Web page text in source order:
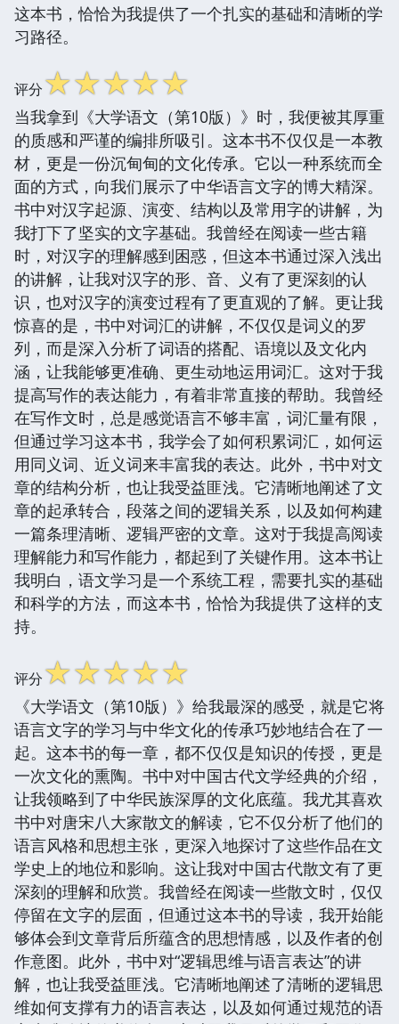
这本书，恰恰为我提供了一个扎实的基础和清晰的学
习路径。
评分☆☆☆☆☆
当我拿到《大学语文（第10版）》时，我便被其厚重
的质感和严谨的编排所吸引。这本书不仅仅是一本教
材，更是一份沉甸甸的文化传承。它以一种系统而全
面的方式，向我们展示了中华语言文字的博大精深。
书中对汉字起源、演变、结构以及常用字的讲解，为
我打下了坚实的文字基础。我曾经在阅读一些古籍
时，对汉字的理解感到困惑，但这本书通过深入浅出
的讲解，让我对汉字的形、音、义有了更深刻的认
识，也对汉字的演变过程有了更直观的了解。更让我
惊喜的是，书中对词汇的讲解，不仅仅是词义的罗
列，而是深入分析了词语的搭配、语境以及文化内
涵，让我能够更准确、更生动地运用词汇。这对于我
提高写作的表达能力，有着非常直接的帮助。我曾经
在写作文时，总是感觉语言不够丰富，词汇量有限，
但通过学习这本书，我学会了如何积累词汇，如何运
用同义词、近义词来丰富我的表达。此外，书中对文
章的结构分析，也让我受益匪浅。它清晰地阐述了文
章的起承转合，段落之间的逻辑关系，以及如何构建
一篇条理清晰、逻辑严密的文章。这对于我提高阅读
理解能力和写作能力，都起到了关键作用。这本书让
我明白，语文学习是一个系统工程，需要扎实的基础
和科学的方法，而这本书，恰恰为我提供了这样的支
持。
评分☆☆☆☆☆
《大学语文（第10版）》给我最深的感受，就是它将
语言文字的学习与中华文化的传承巧妙地结合在了一
起。这本书的每一章，都不仅仅是知识的传授，更是
一次文化的熏陶。书中对中国古代文学经典的介绍，
让我领略到了中华民族深厚的文化底蕴。我尤其喜欢
书中对唐宋八大家散文的解读，它不仅分析了他们的
语言风格和思想主张，更深入地探讨了这些作品在文
学史上的地位和影响。这让我对中国古代散文有了更
深刻的理解和欣赏。我曾经在阅读一些散文时，仅仅
停留在文字的层面，但通过这本书的导读，我开始能
够体会到文章背后所蕴含的思想情感，以及作者的创
作意图。此外，书中对“逻辑思维与语言表达”的讲
解，也让我受益匪浅。它清晰地阐述了清晰的逻辑思
维如何支撑有力的语言表达，以及如何通过规范的语